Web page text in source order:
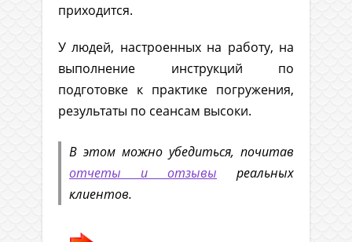
приходится.
У людей, настроенных на работу, на
выполнение инструкций по
подготовке к практике погружения,
результаты по сеансам высоки.
В этом можно убедиться, почитав
отчеты и отзывы реальных
клиентов.